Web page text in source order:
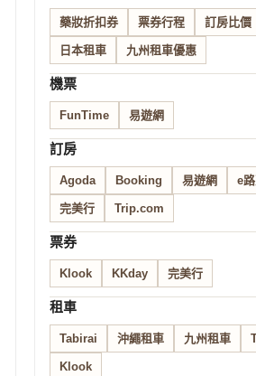
藥妝折扣券 票券行程 訂房比價
日本租車 九州租車優惠
機票
FunTime 易遊網
訂房
Agoda Booking 易遊網 e
完美行 Trip.com
票券
Klook KKday 完美行
租車
Tabirai 沖繩租車 九州租車
Klook